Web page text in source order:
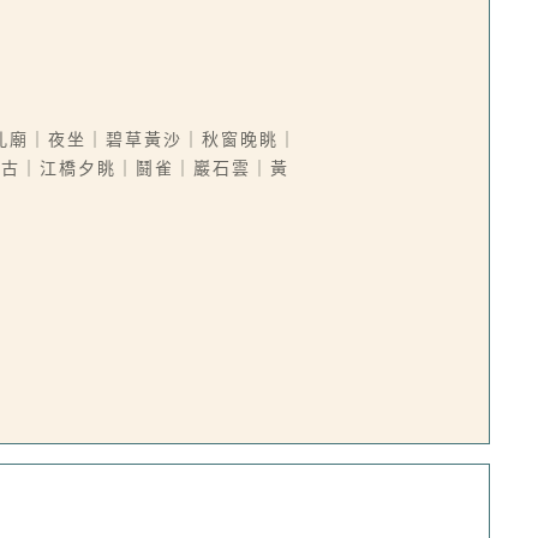
｜夜坐｜碧草黃沙｜秋窗晚眺｜
｜江橋夕眺｜鬪雀｜巖石雲｜黃